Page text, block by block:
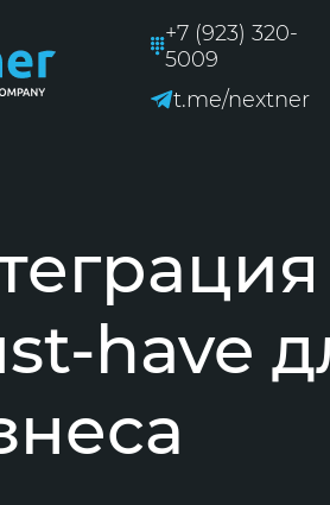
+7 (923) 320-
5009
t.me/nextner
have